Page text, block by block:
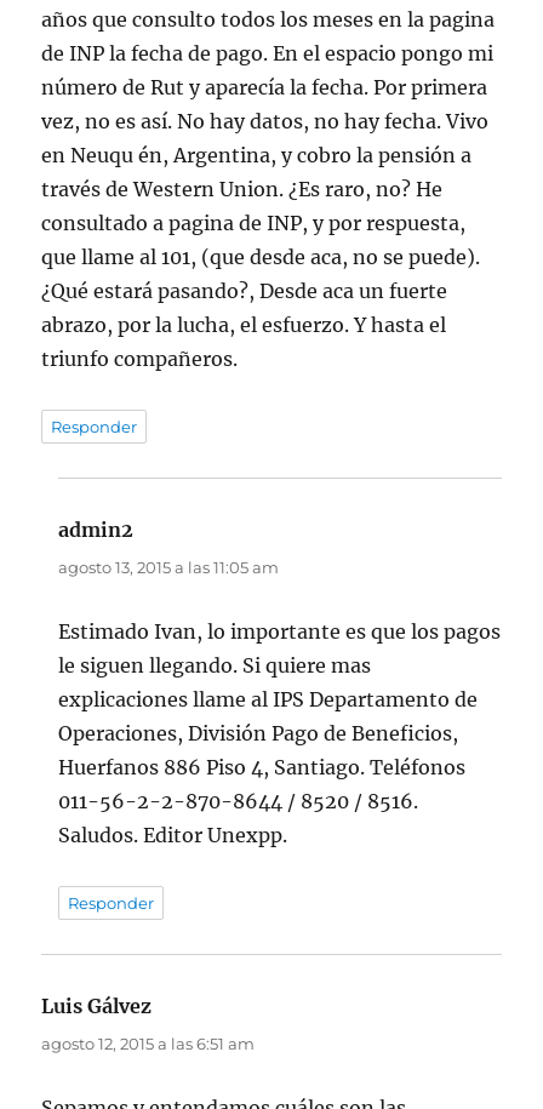
años que consulto todos los meses en la pagina
de INP la fecha de pago. En el espacio pongo mi
número de Rut y aparecía la fecha. Por primera
vez, no es así. No hay datos, no hay fecha. Vivo
en Neuqu én, Argentina, y cobro la pensión a
través de Western Union. ¿Es raro, no? He
consultado a pagina de INP, y por respuesta,
que llame al 101, (que desde aca, no se puede).
¿Qué estará pasando?, Desde aca un fuerte
abrazo, por la lucha, el esfuerzo. Y hasta el
triunfo compañeros.
Responder
admin2
agosto 13, 2015 a las 11:05 am
Estimado Ivan, lo importante es que los pagos
le siguen llegando. Si quiere mas
explicaciones llame al IPS Departamento de
Operaciones, División Pago de Beneficios,
Huerfanos 886 Piso 4, Santiago. Teléfonos
011-56-2-2-870-8644 / 8520 / 8516.
Saludos. Editor Unexpp.
Responder
Luis Gálvez
agosto 12, 2015 a las 6:51 am